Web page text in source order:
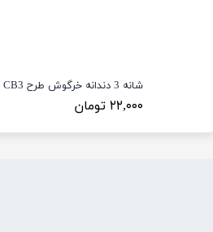
شانه 3 دندانه خرگوش طرح CB3
۲۲,۰۰۰ تومان